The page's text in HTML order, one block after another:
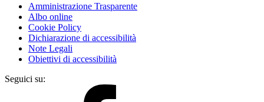
Amministrazione Trasparente
Albo online
Cookie Policy
Dichiarazione di accessibilità
Note Legali
Obiettivi di accessibilità
Seguici su: